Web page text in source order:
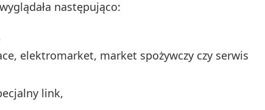
następująco:
elektromarket, market spożywczy czy serwis
link,